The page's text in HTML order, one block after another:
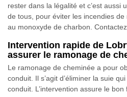
rester dans la légalité et c’est aussi
de tous, pour éviter les incendies
au monoxyde de charbon.
Intervention rapide de
assurer le ramonage de
Le ramonage de cheminée a pour
conduit. Il s’agit d’éliminer la suie
conduit. L’intervention assure le